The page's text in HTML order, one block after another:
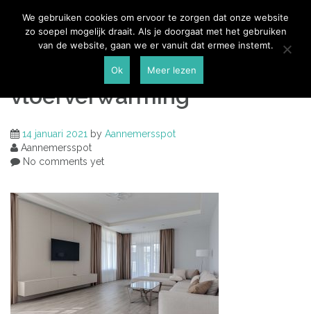
content
Aannemersspot
milieuvriendelijke
vloerverwarming
14 januari 2021 by Aannemersspot
Aannemersspot
No comments yet
We gebruiken cookies om ervoor te zorgen dat onze website
zo soepel mogelijk draait. Als je doorgaat met het gebruiken
van de website, gaan we er vanuit dat ermee instemt.
Ok Meer lezen